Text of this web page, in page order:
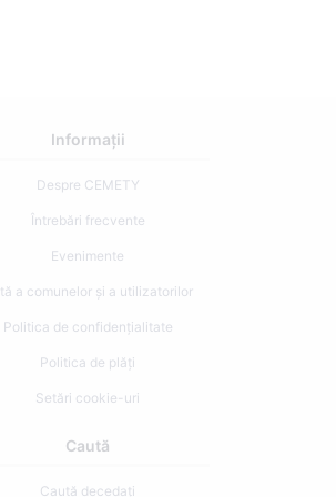
Informații
Despre CEMETY
Întrebări frecvente
Evenimente
a comunelor și a utilizatorilor
Politica de confidențialitate
Politica de plăți
Setări cookie-uri
Caută
Caută decedați